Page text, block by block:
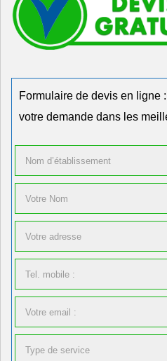
Formulaire de devis en ligne
votre demande dans les